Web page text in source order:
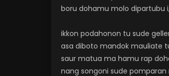
boru dohamu molo dipartubu
ikkon podahonon tu sude
asa diboto mandok mauliate
saur matua ma hamu rap
nang songoni sude pomparan